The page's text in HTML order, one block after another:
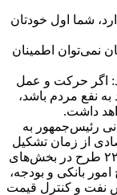
شما اول خودتان
نمی‌توان اطمینان
اگر حرکت و عمل
به نفع مردم باشد،
داشت.
رئیس‌جمهور به
از زمان تشکیل
این شورا اشاره کرد و افزود: در این جلسات ۲۲۶ طرح در بخش‌های
بانکی و بودجه،
نفت و کنترل قیمت